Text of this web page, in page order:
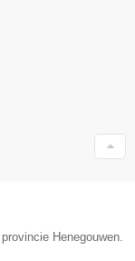
Henegouwen.